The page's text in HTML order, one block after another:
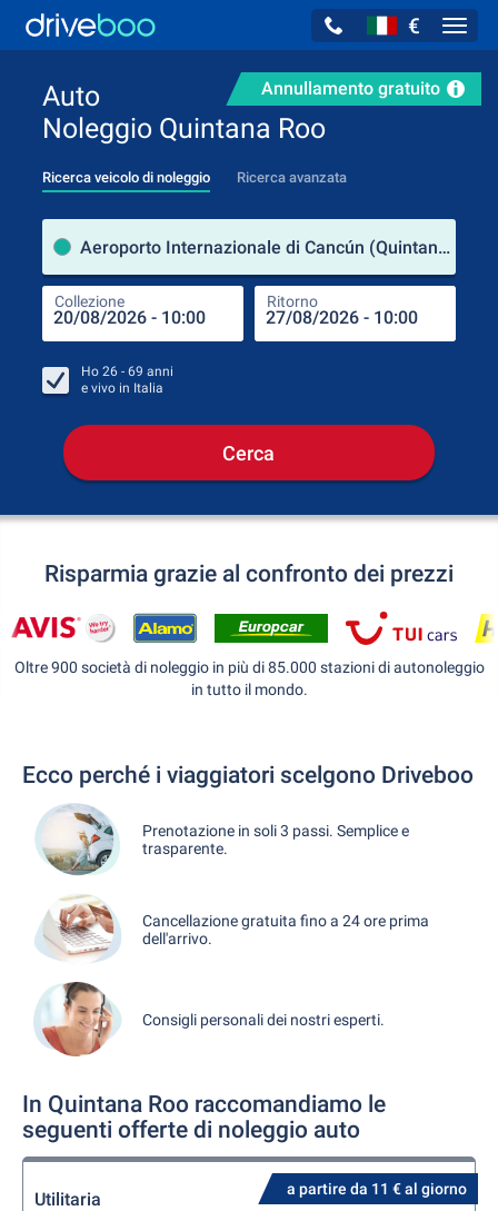
€
Annullamento gratuito
Auto
Noleggio Quintana Roo
Ricerca veicolo di noleggio Ricerca avanzata
Aeroporto Internazionale di Cancún (Quintana Roo / Messico)
Collezione Ritorno
Ho 26 - 69 anni
e vivo in Italia
Cerca
Risparmia grazie al confronto dei prezzi
Oltre 900 società di noleggio in più di 85.000 stazioni di autonoleggio
in tutto il mondo.
Ecco perché i viaggiatori scelgono Driveboo
Prenotazione in soli 3 passi. Semplice e
trasparente.
Cancellazione gratuita fino a 24 ore prima
dell'arrivo.
Consigli personali dei nostri esperti.
In Quintana Roo raccomandiamo le
seguenti offerte di noleggio auto
a partire da 11 € al giorno
Utilitaria